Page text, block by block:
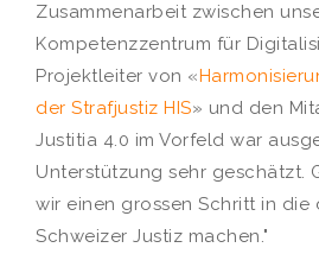
Zusammenarbeit zwischen
Kompetenzzentrum für
Projektleiter von «
der Strafjustiz HIS» und den
Justitia 4.0 im Vorfeld war
Unterstützung sehr geschätzt.
wir einen grossen Schritt in
Schweizer Justiz machen."